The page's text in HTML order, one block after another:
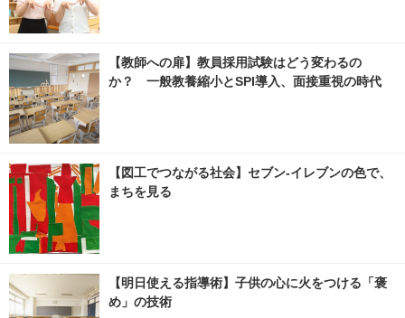
【教師への扉】教員採用試験はどう変わるの
か？ 一般教養縮小とSPI導入、面接重視の時代
【図工でつながる社会】セブン‐イレブンの色で、
まちを見る
【明日使える指導術】子供の心に火をつける「褒
め」の技術